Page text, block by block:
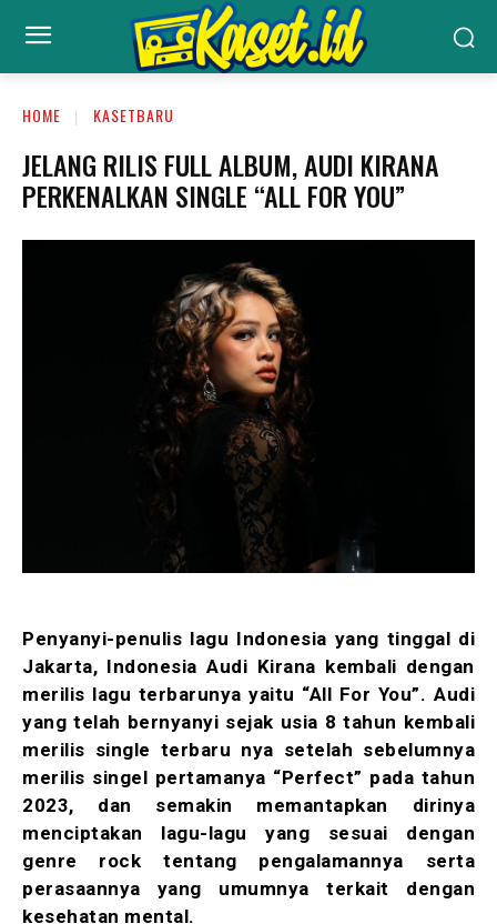
HOME KASETBARU
JELANG RILIS FULL ALBUM, AUDI KIRANA
PERKENALKAN SINGLE “ALL FOR YOU”
Penyanyi-penulis lagu Indonesia yang tinggal di
Jakarta, Indonesia Audi Kirana kembali dengan
merilis lagu terbarunya yaitu “All For You”. Audi
yang telah bernyanyi sejak usia 8 tahun kembali
merilis single terbaru nya setelah sebelumnya
merilis singel pertamanya “Perfect” pada tahun
2023, dan semakin memantapkan dirinya
menciptakan lagu-lagu yang sesuai dengan
genre rock tentang pengalamannya serta
perasaannya yang umumnya terkait dengan
kesehatan mental.